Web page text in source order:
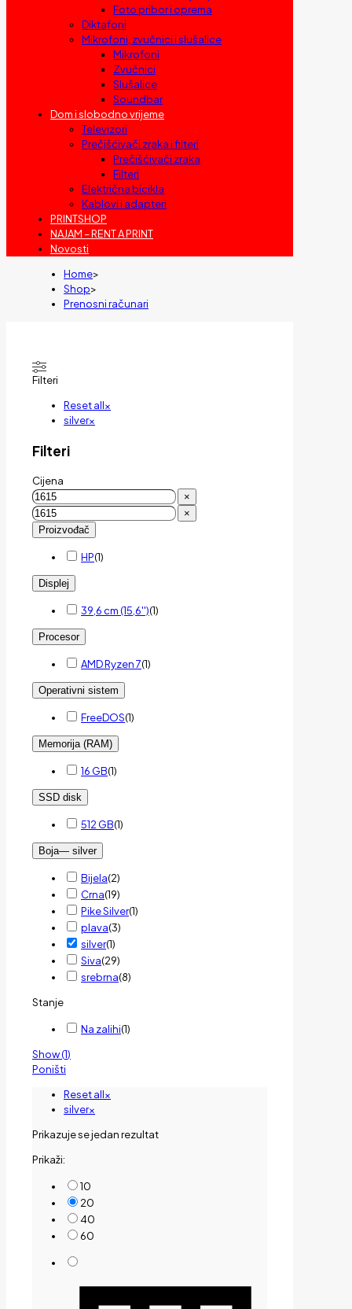
Foto pribor i oprema
Diktafoni
Mikrofoni, zvučnici i slušalice
Mikrofoni
Zvučnici
Slušalice
Soundbar
Dom i slobodno vrijeme
Televizori
Prečišćivači zraka i filteri
Prečišćivači zraka
Filteri
Električna bicikla
Kablovi i adapteri
PRINTSHOP
NAJAM – RENT A PRINT
Novosti
Home>
Shop>
Prenosni računari
Filteri
Reset all×
silver×
Filteri
Cijena
×
×
Proizvođač
HP(1)
Displej
39,6 cm (15,6'')(1)
Procesor
AMD Ryzen 7(1)
Operativni sistem
FreeDOS(1)
Memorija (RAM)
16 GB(1)
SSD disk
512 GB(1)
Boja— silver
Bijela(2)
Crna(19)
Pike Silver(1)
plava(3)
silver(1)
Siva(29)
srebrna(8)
Stanje
Na zalihi(1)
Show(1)
Poništi
Reset all×
silver×
Prikazuje se jedan rezultat
Prikaži:
10
20
40
60